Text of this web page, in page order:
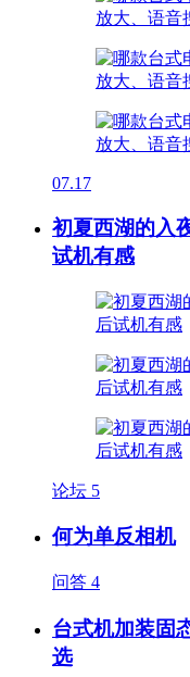
07.17
初夏西湖的入
试机有感
论坛 5
何为单反相机
问答 4
台式机加装固
选